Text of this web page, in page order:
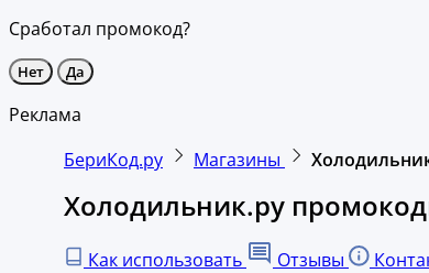
Сработал промокод?
Нет Да
Реклама
БериКод.ру
Магазины
Холодильник.ру
Как использовать Отзывы